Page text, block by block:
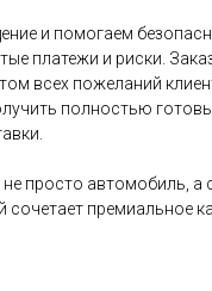
и помогаем
платежи и риски.
всех пожеланий
полностью
просто автомобиль, а
премиальное